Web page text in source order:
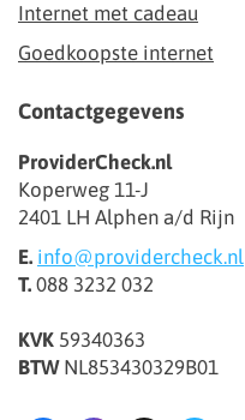
Contactgegevens
ProviderCheck.nl
Koperweg 11-J
2401 LH Alphen a/d Rijn
E. info@providercheck.nl
T. 088 3232 032
KVK 59340363
BTWNL853430329B01
Internet met cadeau
Goedkoopste internet